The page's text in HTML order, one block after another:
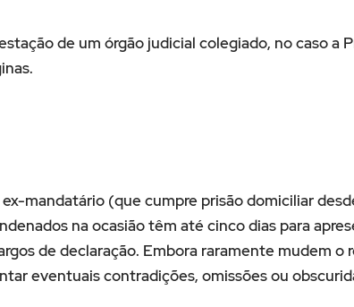
de um órgão judicial colegiado, no caso a
mandatário (que cumpre prisão domiciliar
na ocasião têm até cinco dias para
de declaração. Embora raramente mudem o
eventuais contradições, omissões ou